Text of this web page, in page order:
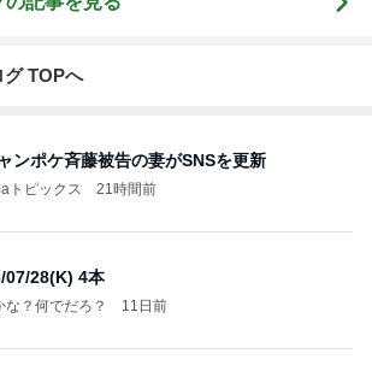
TOPへ
ンポケ斉藤被告の妻がSNSを更新
トピックス 21時間前
07/28(K) 4本
な？何でだろ？ 11日前